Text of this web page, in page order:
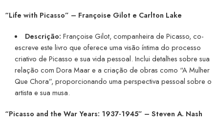
“Life with Picasso” – Françoise Gilot e Carlton Lake
Descrição: Françoise Gilot, companheira de Picasso, co-
escreve este livro que oferece uma visão íntima do processo
criativo de Picasso e sua vida pessoal. Inclui detalhes sobre sua
relação com Dora Maar e a criação de obras como “A Mulher
Que Chora”, proporcionando uma perspectiva pessoal sobre o
artista e sua musa.
“Picasso and the War Years: 1937-1945” – Steven A. Nash